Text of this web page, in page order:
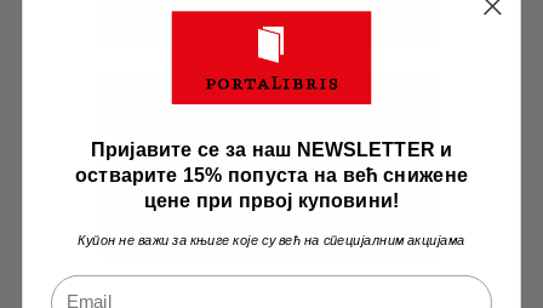
Zanimljivosti
i predrasude
Пријавите се за наш NEWSLETTER и
остварите 15% попуста на већ снижене
цене при првој куповини!
Купон не важи за књиге које су већ на специјалним акцијама